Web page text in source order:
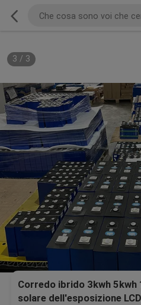
3 / 3
Corredo ibrido 3kwh 5kwh
solare dell'esposizione